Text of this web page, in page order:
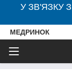
У ЗВ'ЯЗКУ
МЕДРИНОК